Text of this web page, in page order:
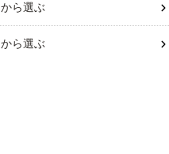
から選ぶ
から選ぶ